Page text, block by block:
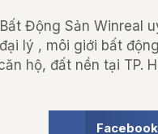
Động Sản Winreal
lý , môi giới bất
hộ, đất nền tại TP.
Facebook